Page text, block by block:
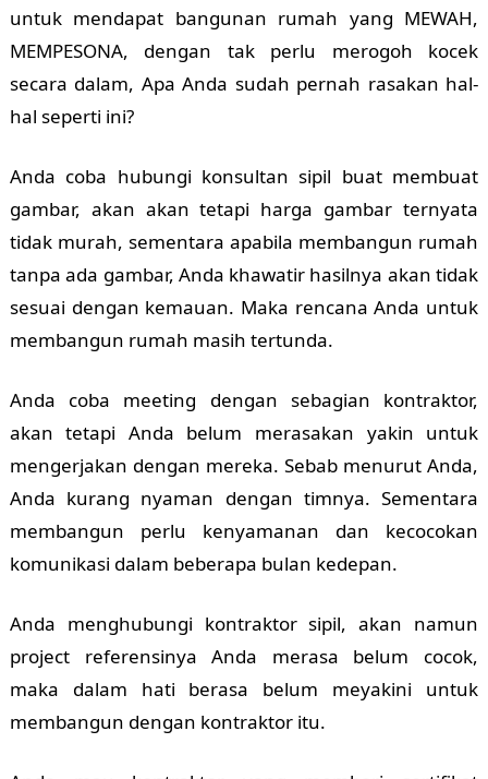
untuk mendapat bangunan rumah yang MEWAH,
MEMPESONA, dengan tak perlu merogoh kocek
secara dalam, Apa Anda sudah pernah rasakan hal-
hal seperti ini?
Anda coba hubungi konsultan sipil buat membuat
gambar, akan akan tetapi harga gambar ternyata
tidak murah, sementara apabila membangun rumah
tanpa ada gambar, Anda khawatir hasilnya akan tidak
sesuai dengan kemauan. Maka rencana Anda untuk
membangun rumah masih tertunda.
Anda coba meeting dengan sebagian kontraktor,
akan tetapi Anda belum merasakan yakin untuk
mengerjakan dengan mereka. Sebab menurut Anda,
Anda kurang nyaman dengan timnya. Sementara
membangun perlu kenyamanan dan kecocokan
komunikasi dalam beberapa bulan kedepan.
Anda menghubungi kontraktor sipil, akan namun
project referensinya Anda merasa belum cocok,
maka dalam hati berasa belum meyakini untuk
membangun dengan kontraktor itu.